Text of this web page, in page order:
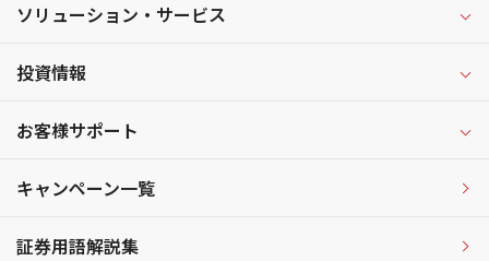
ソリューション・サービス
投資情報
お客様サポート
キャンペーン一覧
証券用語解説集